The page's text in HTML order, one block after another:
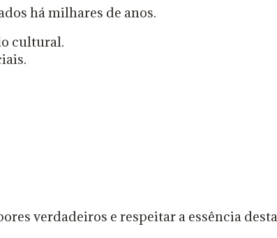
há milhares de anos.
cultural.
verdadeiros e respeitar a essência desta